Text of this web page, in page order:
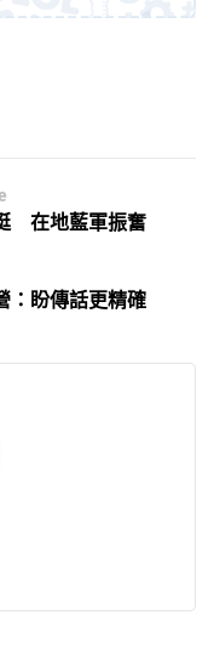
在地藍軍振奮
盼傳話更精確